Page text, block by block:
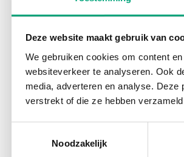
Deze website maakt gebruik van
We gebruiken cookies om content
websiteverkeer te analyseren. Ook
media, adverteren en analyse.
verstrekt of die ze hebben
Noodzakelijk
REGIN
TG-IH3/
Immersion
temperature
heating- or
Measuring